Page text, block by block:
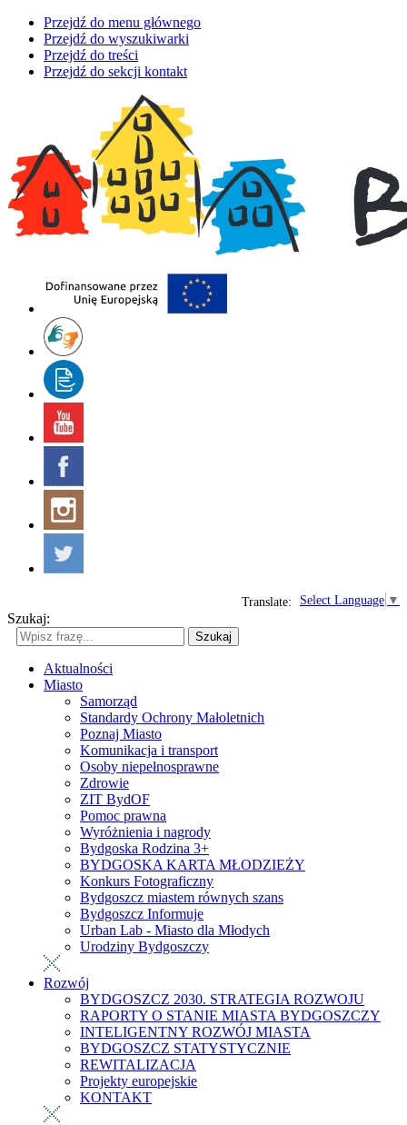
Przejdź do menu głównego
Przejdź do wyszukiwarki
Przejdź do treści
Przejdź do sekcji kontakt
Select Language ▼
Translate:
Szukaj:
Szukaj
Aktualności
Miasto
Samorząd
Standardy Ochrony Małoletnich
Poznaj Miasto
Komunikacja i transport
Osoby niepełnosprawne
Zdrowie
ZIT BydOF
Pomoc prawna
Wyróżnienia i nagrody
Bydgoska Rodzina 3+
BYDGOSKA KARTA MŁODZIEŻY
Konkurs Fotograficzny
Bydgoszcz miastem równych szans
Bydgoszcz Informuje
Urban Lab - Miasto dla Młodych
Urodziny Bydgoszczy
Rozwój
BYDGOSZCZ 2030. STRATEGIA ROZWOJU
RAPORTY O STANIE MIASTA BYDGOSZCZY
INTELIGENTNY ROZWÓJ MIASTA
BYDGOSZCZ STATYSTYCZNIE
REWITALIZACJA
Projekty europejskie
KONTAKT